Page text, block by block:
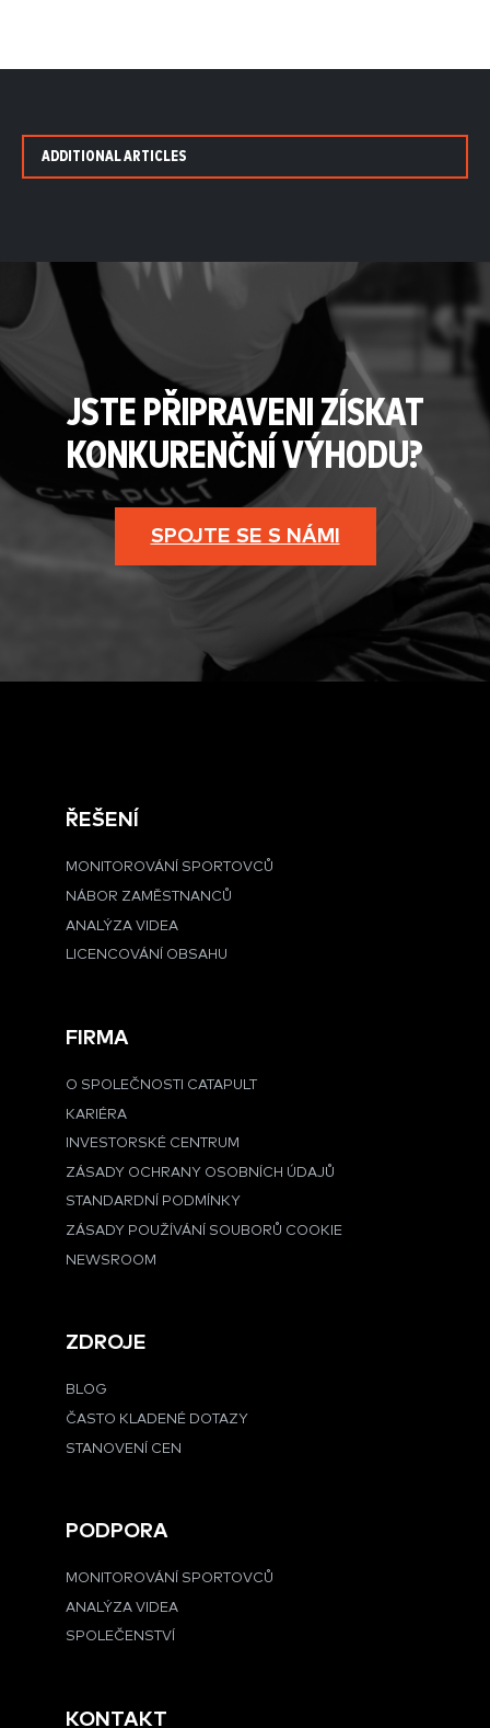
ADDITIONAL ARTICLES
JSTE PŘIPRAVENI ZÍSKAT
KONKURENČNÍ VÝHODU?
SPOJTE SE S NÁMI
ŘEŠENÍ
MONITOROVÁNÍ SPORTOVCŮ
NÁBOR ZAMĚSTNANCŮ
ANALÝZA VIDEA
LICENCOVÁNÍ OBSAHU
FIRMA
O SPOLEČNOSTI CATAPULT
KARIÉRA
INVESTORSKÉ CENTRUM
ZÁSADY OCHRANY OSOBNÍCH ÚDAJŮ
STANDARDNÍ PODMÍNKY
ZÁSADY POUŽÍVÁNÍ SOUBORŮ COOKIE
NEWSROOM
ZDROJE
BLOG
ČASTO KLADENÉ DOTAZY
STANOVENÍ CEN
PODPORA
MONITOROVÁNÍ SPORTOVCŮ
ANALÝZA VIDEA
SPOLEČENSTVÍ
KONTAKT